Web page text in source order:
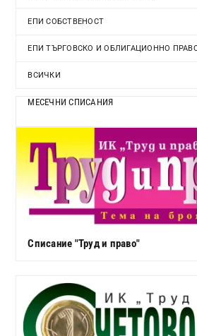
ЕПИ СОБСТВЕНОСТ
ЕПИ ТЪРГОВСКО И ОБЛИГАЦИОННО
ВСИЧКИ
МЕСЕЧНИ СПИСАНИЯ
Списание "Труд и право"